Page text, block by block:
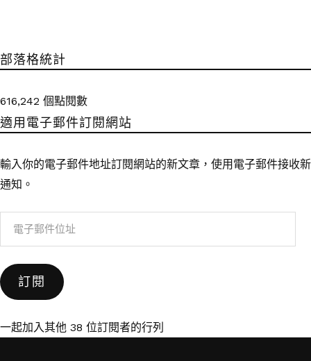
部落格統計
616,242 個點閱數
適用電子郵件訂閱網站
輸入你的電子郵件地址訂閱網站的新文章，使用電子郵件接收新
通知。
件
位
訂閱
一起加入其他 38 位訂閱者的行列